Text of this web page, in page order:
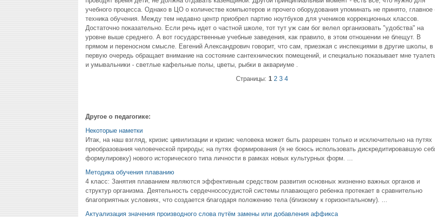
учебного процесса. Однако в ЦО о количестве компьютеров и прочего оборудования упоминать не принято, главное
техника обучения. Между тем недавно центр приобрел партию ноутбуков для учеников коррекционных классов.
Достаточно показательно. Если речь идет о частной школе, тот тут уж сам бог велел организовать "удобства" на
уровне выше среднего. А вот государственные учебные заведения, как правило, в этом отношении не блещут. В
прямом и переносном смысле. Евгений Александрович говорит, что сам, приезжая с инспекциями в другие школы, в
первую очередь обращает внимание на состояние сантехнических помещений, и специально показывает мне
и умывальники - светлые кафельные полы, цветы, рыбки в аквариуме .
Страницы: 1 2 3 4
Другое о педагогике:
Некоторые наметки
Итак, на наш взгляд, кризис цивилизации и кризис человека может быть разрешен только и исключительно на путях
преобразования человеческой природы; на путях формирования (я не боюсь использовать дискредитировавшую
формулировку) нового исторического типа личности в рамках новых культурных форм. ...
Методика обучения плаванию
4 класс: Занятия плаванием являются эффективным средством развития основных жизненно важных органов и
структур организма. Деятельность сердечнососудистой системы плавающего ребенка протекает в сравнительно
благоприятных условиях, что создается благодаря положению тела (близкому к горизонтальному). ...
Актуализация значения производного слова путём замены или добавления аффикса